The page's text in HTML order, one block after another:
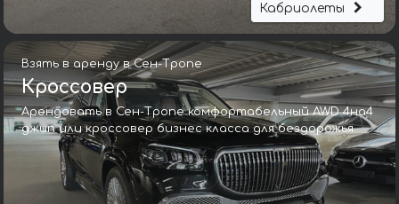
Кабриолеты
Взять в аренду в Сен-Тропе
Кроссовер
Арендовать в Сен-Тропе комфортабельный AWD 4на4
джип или кроссовер бизнес класса для бездорожья